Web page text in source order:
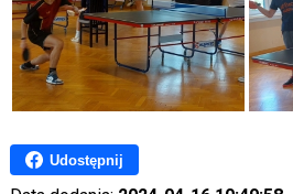
Udostępnij